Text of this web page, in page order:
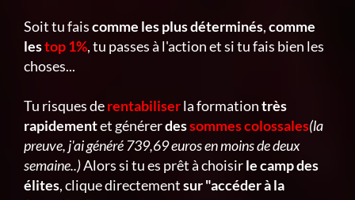
Soit tu faiscomme les plus déterminés,comme
lestop 1%, tu passes à l'action et si tu fais bien les
choses...
Tu risques derentabiliserla formationtrès
rapidementet générerdessommes colossales(la
preuve, j'ai généré 739,69 euros en moins de deux
semaine..)Alors si tu es prêt à choisirle camp des
élites, clique directementsur "accéder à la